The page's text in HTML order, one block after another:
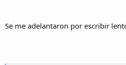
Se me adelantaron por escribir